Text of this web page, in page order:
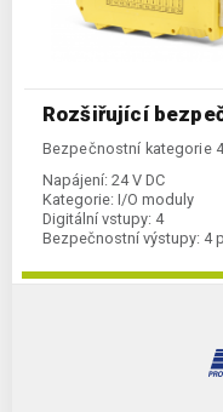
Rozšiřující
Bezpečnostní kategorie
Napájení: 24 V DC
Kategorie: I/O moduly
Digitální vstupy: 4
Bezpečnostní výstupy: 4